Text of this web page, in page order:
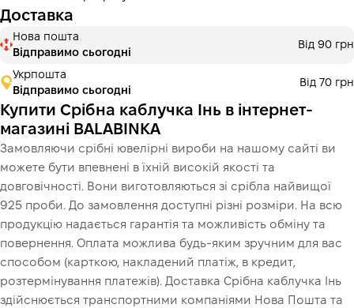
Доставка
Нова пошта
Відправимо сьогодні
Від 90 грн
Укрпошта
Відправимо сьогодні
Від 70 грн
Купити Срібна каблучка Інь в інтернет-
магазині BALABINKA
Замовляючи срібні ювелірні вироби на нашому сайті ви
можете бути впевнені в їхній високій якості та
довговічності. Вони виготовляються зі срібла найвищої
925 проби. До замовлення доступні різні розміри. На всю
продукцію надається гарантія та можливість обміну та
повернення. Оплата можлива будь-яким зручним для вас
способом (карткою, накладений платіж, в кредит,
розтермінування платежів). Доставка Срібна каблучка Інь
здійснюється транспортними компаніями Нова Пошта та